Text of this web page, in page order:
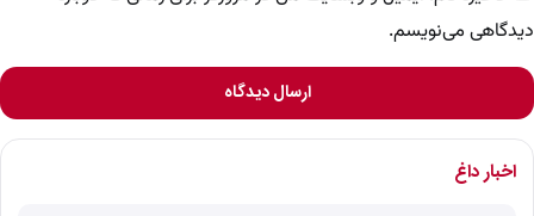
دیدگاهی می‌نویسم.
ارسال دیدگاه
اخبار داغ